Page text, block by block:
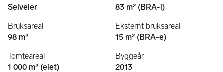
Selveier
83 m² (BRA-i)
Bruksareal
98 m²
Eksternt bruksareal
15 m² (BRA-e)
Tomteareal
1 000 m² (eiet)
Byggeår
2013